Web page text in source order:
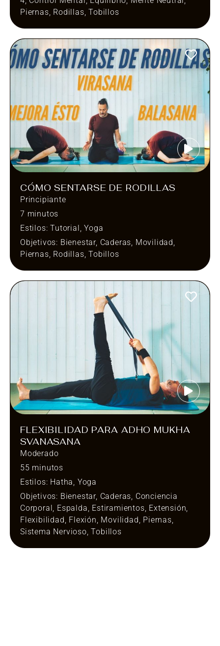
Piernas, Rodillas,Tobillos
CÓMO SENTARSE DE RODILLAS
Principiante
7 minutos
Estilos:Tutorial,Yoga
Objetivos: Bienestar, Caderas, Movilidad,
Piernas, Rodillas,Tobillos
FLEXIBILIDAD PARA ADHO MUKHA
SVANASANA
Moderado
55 minutos
Estilos: Hatha Yoga
Objetivos: Bienestar, Caderas Conciencia
Corporal Espalda Estiramientos Extensión
Flexibilidad Flexión Movilidad Piernas
Sistema Nervioso ,Tobillos